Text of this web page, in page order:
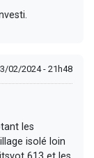
02/2024 - 21h48
les
isolé loin